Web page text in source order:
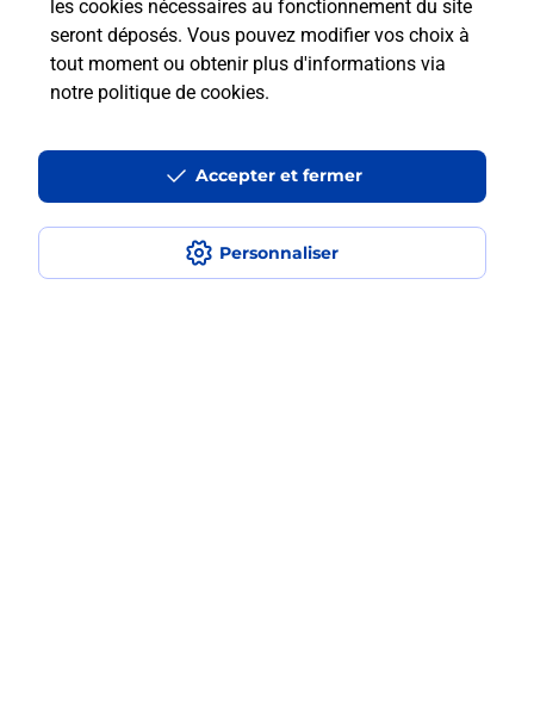
les cookies nécessaires au fonctionnement du site
seront déposés. Vous pouvez modifier vos choix à
tout moment ou obtenir plus d'informations via
notre politique de cookies.
Personnaliser
Accepter et fermer
Est-ce que je peux utiliser mon forfait
à l’étranger avec La Poste Mobile ?
Est-ce que je peux payer mon
smartphone Samsung en plusieurs
Est-ce que je peux assurer mon